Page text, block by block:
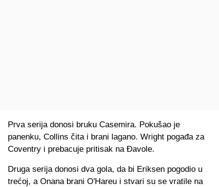
Prva serija donosi bruku Casemira. Pokušao je
panenku, Collins čita i brani lagano. Wright pogađa za
Coventry i prebacuje pritisak na Đavole.
Druga serija donosi dva gola, da bi Eriksen pogodio u
trećoj, a Onana brani O'Hareu i stvari su se vratile na